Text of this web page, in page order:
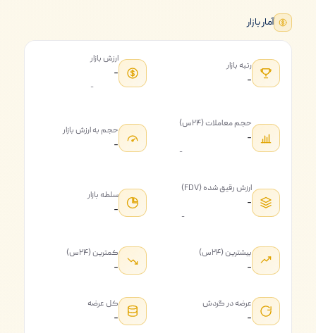
آمار بازار
رتبه بازار
-
ارزش بازار
-
-
حجم معاملات (۲۴س)
-
-
حجم به ارزش بازار
-
ارزش رقیق شده (FDV)
-
-
سلطه بازار
-
بیشترین (۲۴س)
-
کمترین (۲۴س)
-
عرضه در گردش
-
کل عرضه
-